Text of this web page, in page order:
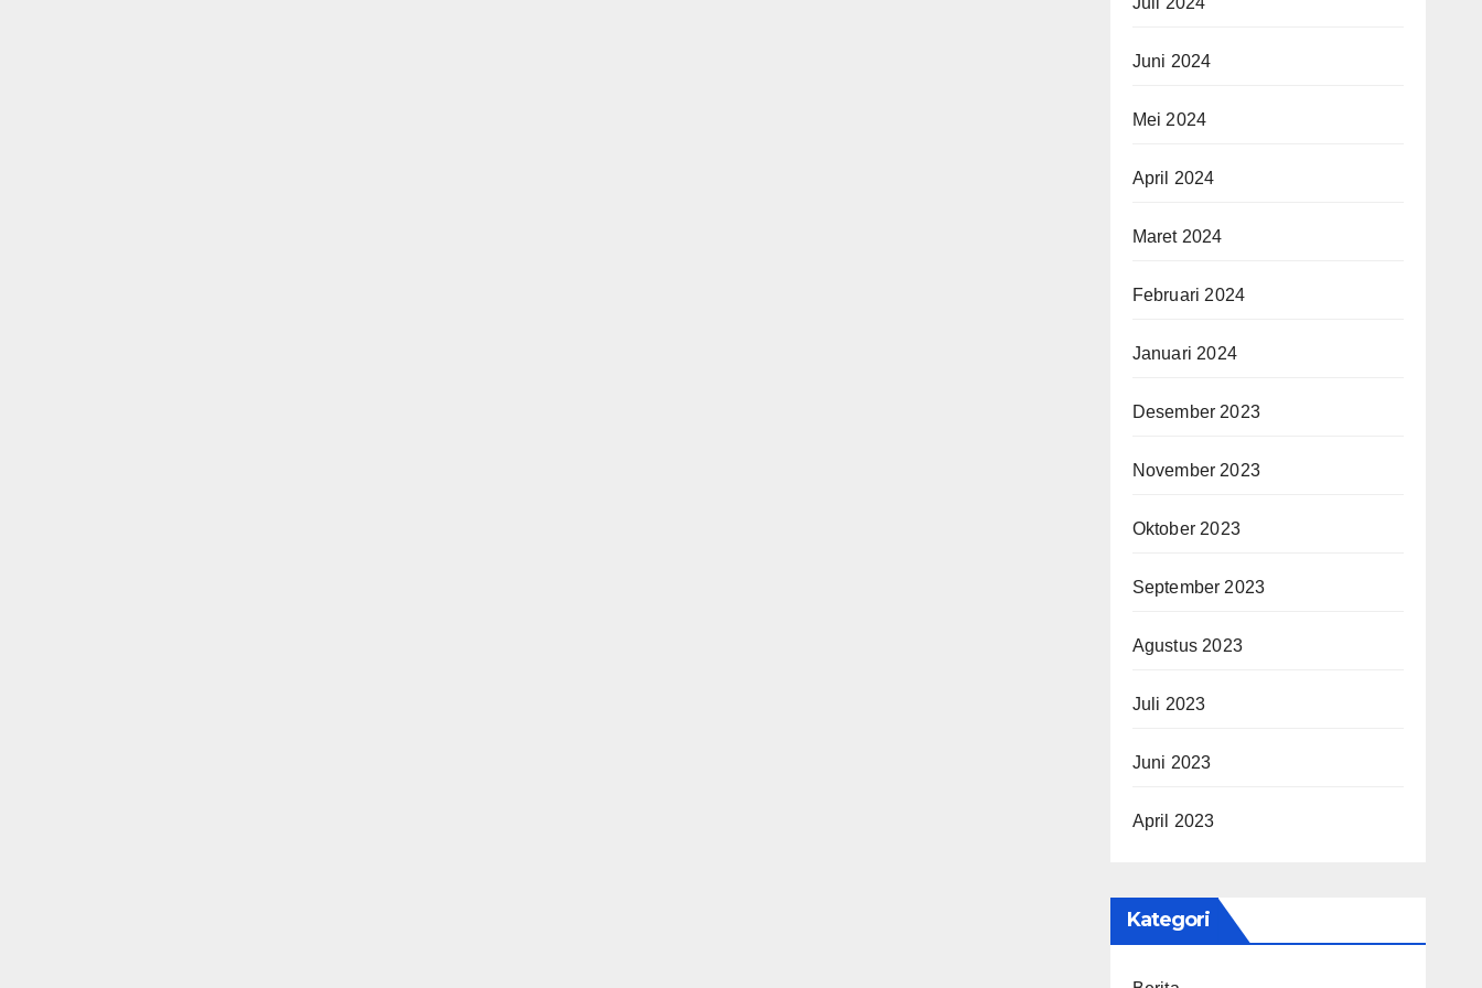
Juni 2024
Mei 2024
April 2024
Maret 2024
Februari 2024
Januari 2024
Desember 2023
November 2023
Oktober 2023
September 2023
Agustus 2023
Juli 2023
Juni 2023
April 2023
Kategori